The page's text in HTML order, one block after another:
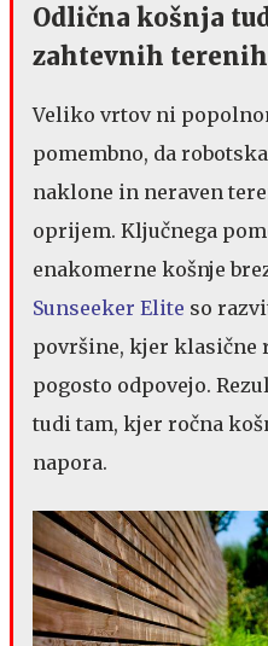
Odlična košnja
zahtevnih terenih
Veliko vrtov ni
pomembno, da
naklone in neraven
oprijem. Ključnega
enakomerne košnje
Sunseeker Elite so
površine, kjer klasične
pogosto odpovejo.
tudi tam, kjer ročna
napora.